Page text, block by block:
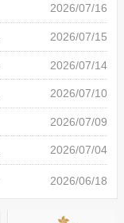
2026/07/16
2026/07/15
2026/07/14
2026/07/10
2026/07/09
2026/07/04
2026/06/18